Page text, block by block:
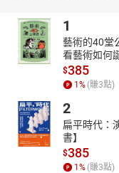
受海风里的杀意，在彻
这不是普通的侦探故事
以字母为刀，切割的不
的反转、逻辑的碰撞，
罪，那么这本有声书绝
胞” 带你拨开迷雾，在
1
藝術的40堂
看藝術如何
$385
1 % (賺3點)
2
扁平時代：
書】
$385
1 % (賺3點)